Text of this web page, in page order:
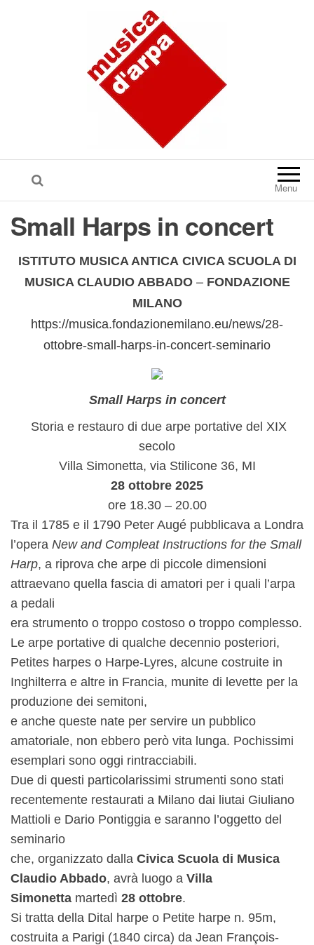
Menu
Small Harps in concert
ISTITUTO MUSICA ANTICA CIVICA SCUOLA DI
MUSICA CLAUDIO ABBADO –FONDAZIONE
MILANO
https://musica.fondazionemilano.eu/news/28-
ottobre-small-harps-in-concert-seminario
Small Harps in concert
Storia e restauro di due arpe portative del XIX
secolo
Villa Simonetta, via Stilicone 36, MI
28 ottobre 2025
ore 18.30 – 20.00
Tra il 1785 e il 1790 Peter Augé pubblicava a Londra
l’opera New and Compleat Instructions for the Small
Harp, a riprova che arpe di piccole dimensioni
attraevano quella fascia di amatori per i quali l’arpa
a pedali
era strumento o troppo costoso o troppo complesso.
Le arpe portative di qualche decennio posteriori,
Petites harpes o Harpe-Lyres, alcune costruite in
Inghilterra e altre in Francia, munite di levette per la
produzione dei semitoni,
e anche queste nate per servire un pubblico
amatoriale, non ebbero però vita lunga. Pochissimi
esemplari sono oggi rintracciabili.
Due di questi particolarissimi strumenti sono stati
recentemente restaurati a Milano dai liutai Giuliano
Mattioli e Dario Pontiggia e saranno l’oggetto del
seminario
che, organizzato dalla Civica Scuola di Musica
Claudio Abbado, avrà luogo a Villa
Simonetta martedì 28 ottobre.
Si tratta della Dital harpe o Petite harpe n. 95m,
costruita a Parigi (1840 circa) da Jean François-